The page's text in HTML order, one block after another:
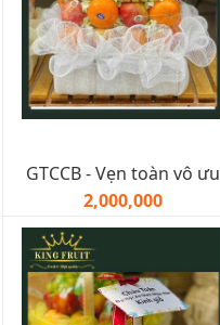
GTCCB - Vẹn toàn vô ưu
2,000,000